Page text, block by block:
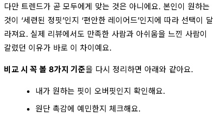
다만 트렌드가 곧 모두에게 맞는 것은 아니에요. 본인이 원하는
것이 ‘세련된 정핏’인지 ‘편안한 레이어드’인지에 따라 선택이 달
라져요. 실제 리뷰에서도 만족한 사람과 아쉬움을 느낀 사람이
갈렸던 이유가 바로 이 차이예요.
비교 시 꼭 볼 8가지 기준을 다시 정리하면 아래와 같아요.
내가 원하는 핏이 오버핏인지 확인해요.
원단 촉감에 예민한지 체크해요.